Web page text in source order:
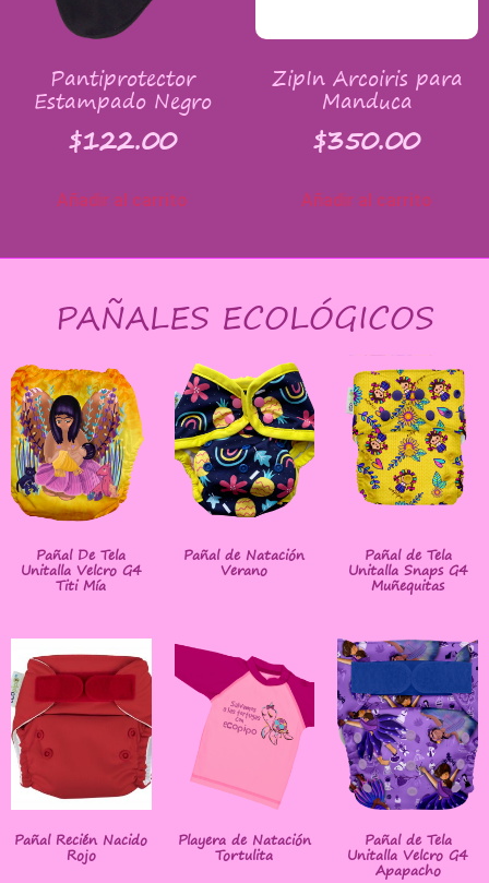
Pantiprotector
Estampado Negro
$122.00
Añadir al carrito
ZipIn Arcoiris para
Manduca
$350.00
Añadir al carrito
PAÑALES ECOLÓGICOS
Pañal De Tela
Unitalla Velcro G4
Titi Mía
Pañal de Natación
Verano
Pañal de Tela
Unitalla Snaps G4
Muñequitas
Pañal Recién Nacido
Rojo
Playera de Natación
Tortulita
Pañal de Tela
Unitalla Velcro G4
Apapacho